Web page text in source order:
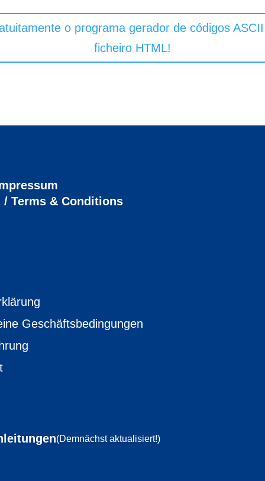
o programa gerador de códigos
ficheiro HTML!
/ Terms & Conditions
Geschäftsbedingungen
(Demnächst aktualisiert!)